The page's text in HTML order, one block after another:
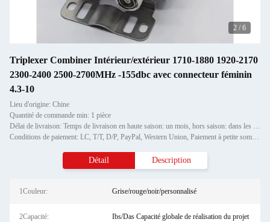
2 / 6
Triplexer Combiner Intérieur/extérieur 1710-1880 1920-2170
2300-2400 2500-2700MHz -155dbc avec connecteur féminin
4.3-10
Lieu d'origine: Chine
Quantité de commande min: 1 pièce
Délai de livraison: Temps de livraison en haute saison: un mois, hors saison: dans les 15 jours ouvrables
Conditions de paiement: LC, T/T, D/P, PayPal, Western Union, Paiement à petite somme, Grammes d'argent
Détail Description
1Couleur: Grise/rouge/noir/personnalisé
2Capacité: Ibs/Das Capacité globale de réalisation du projet